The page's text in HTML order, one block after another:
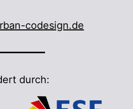
codesign.de
durch: